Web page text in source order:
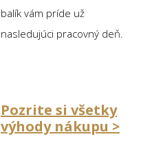
balík vám príde už
nasledujúci pracovný deň.
Pozrite si všetky
výhody nákupu >